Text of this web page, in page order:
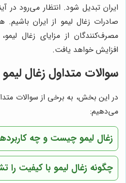
ایران تبدیل شود. انتظار می‌رود در
صادرات زغال لیمو از ایران
مصرف‌کنندگان از مزایای زغال
افزایش خواهد یافت.
سوالات متداول زغال لیمو
در این بخش، به برخی از سوالات
می‌دهیم:
زغال لیمو چیست و چه
چگونه زغال لیمو با کیفیت